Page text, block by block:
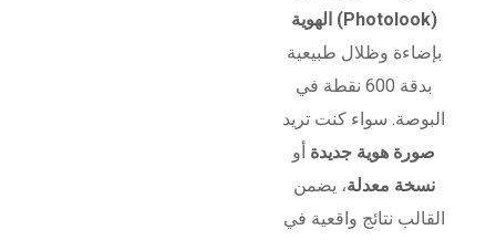
الهوية (Photolook)
بإضاءة وظلال طبيعية
بدقة 600 نقطة في
البوصة. سواء كنت تريد
صورة هوية جديدة أو
نسخة معدلة، يضمن
القالب نتائج واقعية في